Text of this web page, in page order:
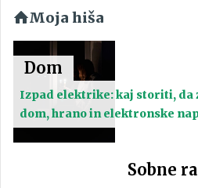
Moja hiša
Dom
Izpad elektrike: kaj storiti, da
dom, hrano in elektronske
Sobne